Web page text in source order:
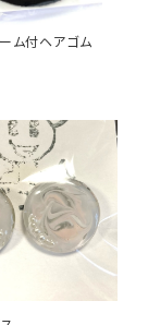
ム付ヘアゴム